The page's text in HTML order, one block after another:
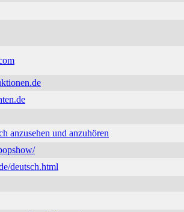
anzusehen und anzuhören
deutsch.html